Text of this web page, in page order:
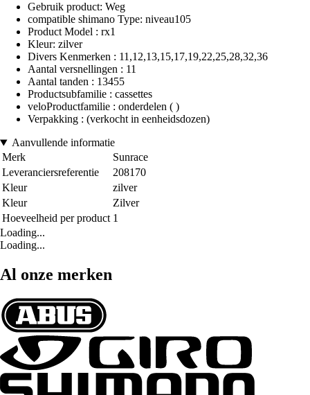
Gebruik product: Weg
compatible shimano Type: niveau105
Product Model : rx1
Kleur: zilver
Divers Kenmerken : 11,12,13,15,17,19,22,25,28,32,36
Aantal versnellingen : 11
Aantal tanden : 13455
Productsubfamilie : cassettes
veloProductfamilie : onderdelen ( )
Verpakking : (verkocht in eenheidsdozen)
Aanvullende informatie
Merk
Sunrace
Leveranciersreferentie
208170
Kleur
zilver
Kleur
Zilver
Hoeveelheid per product 1
Loading...
Loading...
Al onze merken